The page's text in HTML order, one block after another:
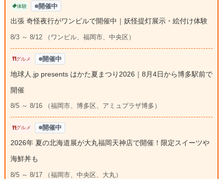
体験 開催中
出張 奇怪夜行がワンビルで開催中｜妖怪提灯展示・絵付け体験
8/3 ～ 8/12 （ワンビル、福岡市、中央区）
グルメ 開催中
地球人.jp presents はかた夏まつり2026｜8月4日から博多駅前で
開催
8/5 ～ 8/16 （福岡市、博多区、アミュプラザ博多）
グルメ 開催中
2026年 夏の北海道展が大丸福岡天神店で開催！限定スイーツや
海鮮丼も
8/5 ～ 8/17 （福岡市、中央区、大丸）